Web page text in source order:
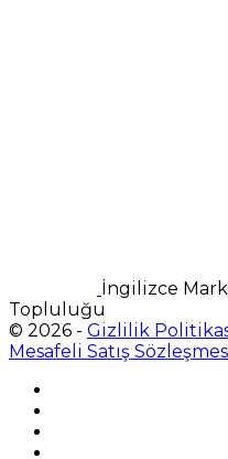
İngilizce
Topluluğu
© 2026 - Gizlilik
Mesafeli Satış